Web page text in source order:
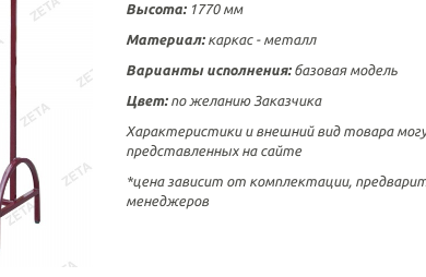
Высота:1770 мм
Материал: каркас - металл
Варианты исполнения: базовая модель
Цвет:по желанию Заказчика
Характеристики и внешний вид товара
представленных на сайте
*цена зависит от комплектации,
менеджеров